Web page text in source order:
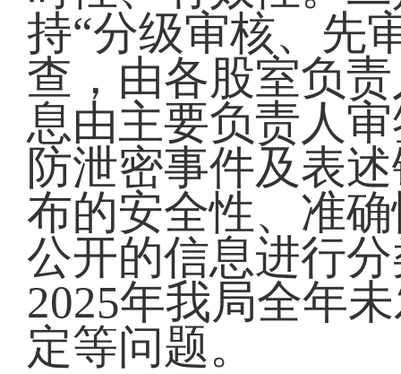
持“分级审核、先
查，由各股室负
息由主要负责人
防泄密事件及表
布的安全性、准
公开的信息进行
2025年我局全年
定等问题。